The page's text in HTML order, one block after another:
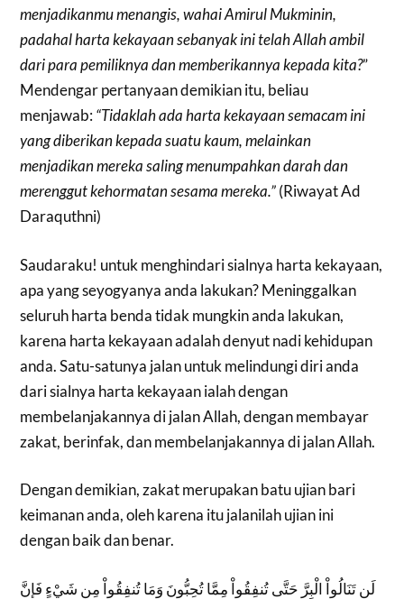
menjadikanmu menangis, wahai Amirul Mukminin,
padahal harta kekayaan sebanyak ini telah Allah ambil
dari para pemiliknya dan memberikannya kepada kita?”
Mendengar pertanyaan demikian itu, beliau
menjawab:“Tidaklah ada harta kekayaan semacam ini
yang diberikan kepada suatu kaum, melainkan
menjadikan mereka saling menumpahkan darah dan
merenggut kehormatan sesama mereka.”(Riwayat Ad
Daraquthni)
Saudaraku! untuk menghindari sialnya harta kekayaan,
apa yang seyogyanya anda lakukan? Meninggalkan
seluruh harta benda tidak mungkin anda lakukan,
karena harta kekayaan adalah denyut nadi kehidupan
anda. Satu-satunya jalan untuk melindungi diri anda
dari sialnya harta kekayaan ialah dengan
membelanjakannya di jalan Allah, dengan membayar
zakat, berinfak, dan membelanjakannya di jalan Allah.
Dengan demikian, zakat merupakan batu ujian bari
keimanan anda, oleh karena itu jalanilah ujian ini
dengan baik dan benar.
لَن تَنَالُواْ الْبِرَّ حَتَّى تُنفِقُواْ مِمَّا تُحِبُّونَ وَمَا تُنفِقُواْ مِن شَيْءٍ فَإِنَّ